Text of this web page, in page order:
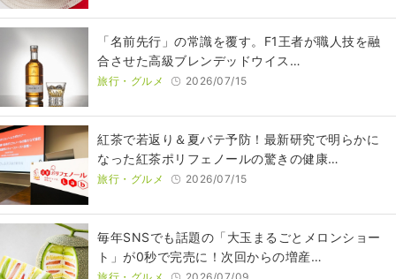
​​「名前先行」の常識を覆す。F1王者が職人技を融
合させた高級ブレンデッドウイス…
旅行・グルメ 2026/07/15
紅茶で若返り＆夏バテ予防！最新研究で明らかに
なった紅茶ポリフェノールの驚きの健康…
旅行・グルメ 2026/07/15
毎年SNSでも話題の「大玉まるごとメロンショー
ト」が0秒で完売に！次回からの増産…